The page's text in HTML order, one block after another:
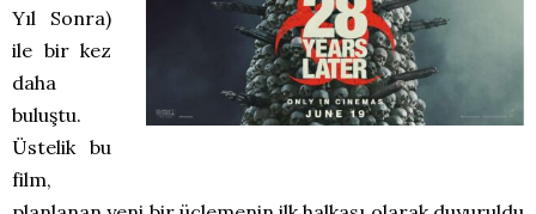
Yıl Sonra)
ile bir kez
daha
buluştu.
Üstelik bu
film,